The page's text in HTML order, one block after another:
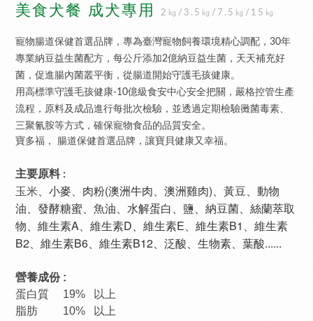
美食犬餐 成犬專用 2㎏/3.5㎏/7.5㎏/15㎏
寵物腸道保健首選品牌，專為臺灣寵物飼養環境精心調配，30年
專業納豆益生菌配方，每公斤添加2億納豆益生菌，天天補充好
菌，促進腸內菌叢平衡，從腸道開始守護毛孩健康。
用高標準守護毛孩健康-10億級食安中心安全把關，嚴格控管生產
流程，原料及成品進行每批次檢驗，並透過定期檢驗黴菌毒素、
三聚氰胺等方式，確保寵物食品的品質安全。
寶多福， 腸道保健首選品牌，讓寶貝健康又幸福。
主要原料 :
玉米、小麥、肉粉(澳洲牛肉、澳洲雞肉)、黃豆、動物
油、發酵糖蜜、魚油、水解蛋白、鹽、納豆菌、絲蘭萃取
物、維生素A、 維生素D、 維生素E、 維生素B1 、 維生素
B2、 維生素B6、 維生素B12、泛酸、生物素、葉酸......
營養成份 :
蛋白質 19% 以上
脂肪 10% 以上